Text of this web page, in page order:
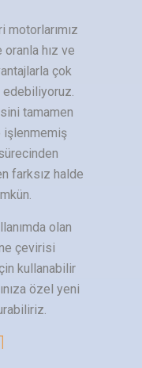
motorlarımız
hız ve
çok
tamamen
işlenmemiş
farksız halde
olan
çevirisi
kullanabilir
özel yeni